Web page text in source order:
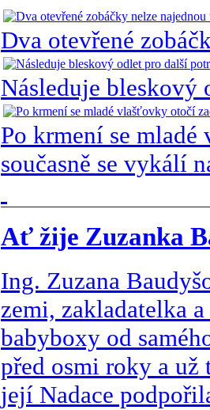
Dva otevřené
Následuje bleskový
Po krmení se
současně se vykálí
Ať žije Zuzanka
Ing. Zuzana
zemi, zakladatelka
babyboxy od
před osmi roky a
její Nadace